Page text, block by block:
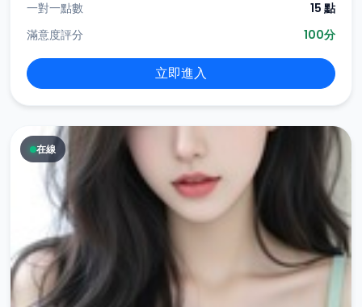
一對一點數
15 點
滿意度評分
100分
立即進入
在線